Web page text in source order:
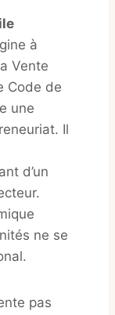
à
Vente
Code de
une
. Il
d’un
ne se
pas